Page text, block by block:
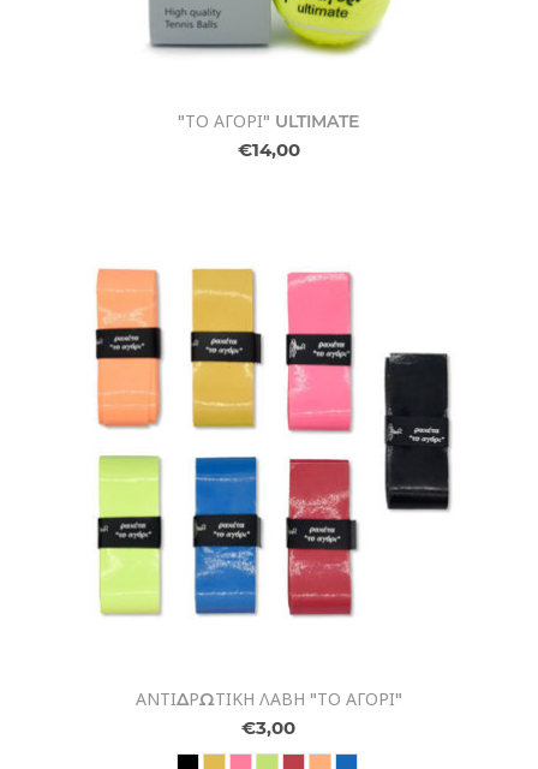
"ΤΟ ΑΓΟΡΙ" ULTIMATE
€14,00
ΑΝΤΙΔΡΩΤΙΚΗ ΛΑΒΗ "ΤΟ ΑΓΟΡΙ"
€3,00